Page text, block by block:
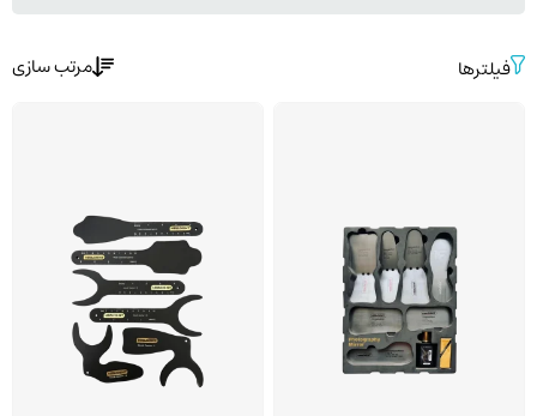
فیلترها مرتب سازی